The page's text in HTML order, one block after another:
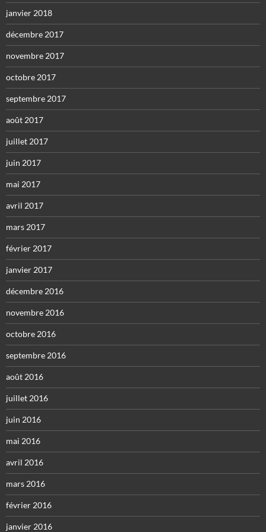
janvier 2018
décembre 2017
novembre 2017
octobre 2017
septembre 2017
août 2017
juillet 2017
juin 2017
mai 2017
avril 2017
mars 2017
février 2017
janvier 2017
décembre 2016
novembre 2016
octobre 2016
septembre 2016
août 2016
juillet 2016
juin 2016
mai 2016
avril 2016
mars 2016
février 2016
janvier 2016